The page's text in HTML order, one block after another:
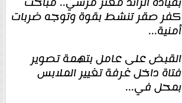
كفر صقر تنشط بقوة وتوجه ضربات
أمنية...
القبض على عامل بتهمة تصوير
فتاة داخل غرفة تغيير الملابس
بمحل في...